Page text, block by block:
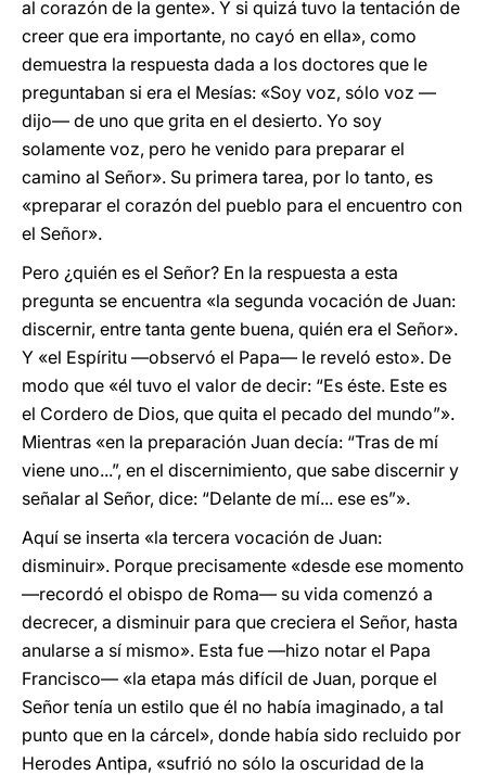
al corazón de la gente». Y si quizá tuvo la tentación de
creer que era importante, no cayó en ella», como
demuestra la respuesta dada a los doctores que le
preguntaban si era el Mesías: «Soy voz, sólo voz —
dijo— de uno que grita en el desierto. Yo soy
solamente voz, pero he venido para preparar el
camino al Señor». Su primera tarea, por lo tanto, es
«preparar el corazón del pueblo para el encuentro con
el Señor».
Pero ¿quién es el Señor? En la respuesta a esta
pregunta se encuentra «la segunda vocación de Juan:
discernir, entre tanta gente buena, quién era el Señor».
Y «el Espíritu —observó el Papa— le reveló esto». De
modo que «él tuvo el valor de decir: “Es éste. Este es
el Cordero de Dios, que quita el pecado del mundo”».
Mientras «en la preparación Juan decía: “Tras de mí
viene uno...”, en el discernimiento, que sabe discernir y
señalar al Señor, dice: “Delante de mí... ese es”».
Aquí se inserta «la tercera vocación de Juan:
disminuir». Porque precisamente «desde ese momento
—recordó el obispo de Roma— su vida comenzó a
decrecer, a disminuir para que creciera el Señor, hasta
anularse a sí mismo». Esta fue —hizo notar el Papa
Francisco— «la etapa más difícil de Juan, porque el
Señor tenía un estilo que él no había imaginado, a tal
punto que en la cárcel», donde había sido recluido por
Herodes Antipa, «sufrió no sólo la oscuridad de la